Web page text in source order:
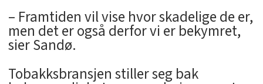
– Framtiden vil vise hvor skadelige de er,
men det er også derfor vi er bekymret,
sier Sandø.
Tobakksbransjen stiller seg bak